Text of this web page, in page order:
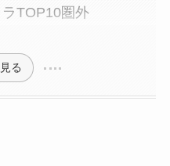
TOP10圏外
る